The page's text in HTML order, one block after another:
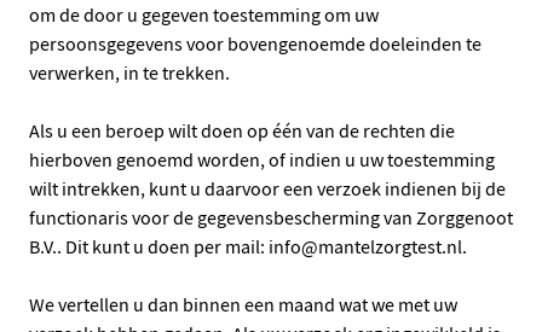
om de door u gegeven toestemming om uw
persoonsgegevens voor bovengenoemde doeleinden te
verwerken, in te trekken.
Als u een beroep wilt doen op één van de rechten die
hierboven genoemd worden, of indien u uw toestemming
wilt intrekken, kunt u daarvoor een verzoek indienen bij de
functionaris voor de gegevensbescherming van Zorggenoot
B.V.. Dit kunt u doen per mail: info@mantelzorgtest.nl.
We vertellen u dan binnen een maand wat we met uw